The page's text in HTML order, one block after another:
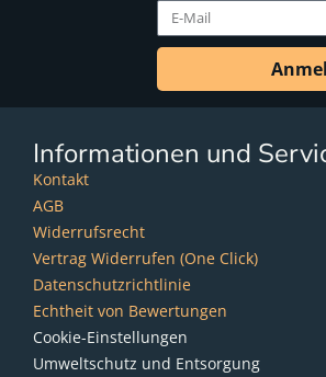
Informationen und
Kontakt
AGB
Widerrufsrecht
Vertrag Widerrufen (One Click)
Datenschutzrichtlinie
Echtheit von Bewertungen
Cookie-Einstellungen
Umweltschutz und Entsorgung